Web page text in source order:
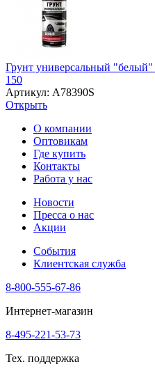
Грунт универсальный
150
Артикул: A78390S
Открыть
О компании
Оптовикам
Где купить
Контакты
Работа у нас
Новости
Пресса о нас
Акции
События
Клиентская служба
8-800-555-67-86
Интернет-магазин
8-495-221-53-73
Тех. поддержка